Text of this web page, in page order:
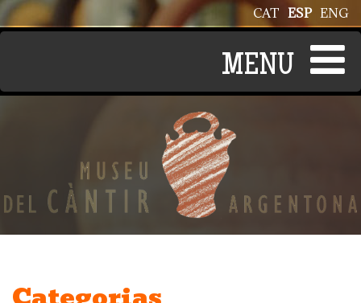
Pasar al contenido principal ENG
ESP
CAT